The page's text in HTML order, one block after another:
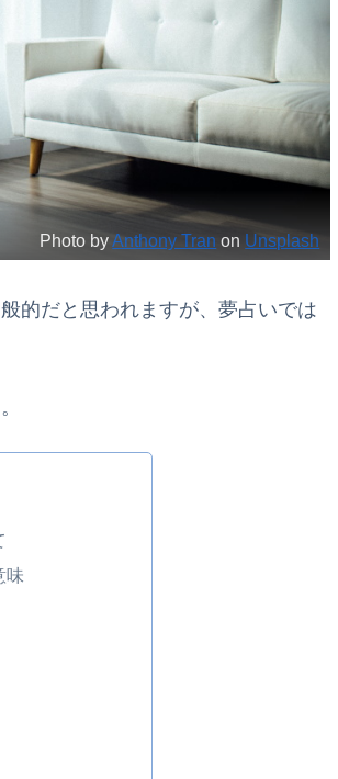
Photo byAnthony Tran on Unsplash
的だと思われますが、夢占いでは
味